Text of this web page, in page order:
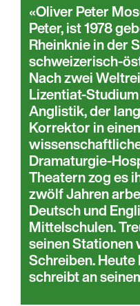
Oliver Peter
Peter, ist 1978
Rheinknie in der
schweizerisch-
Nach zwei
Lizentiat-
Anglistik, der
Korrektor in
Dramaturgie-
Theatern zog es
zwölf Jahren
Deutsch und
Mittelschulen.
seinen Stationen
Schreiben. Heute
schreibt an